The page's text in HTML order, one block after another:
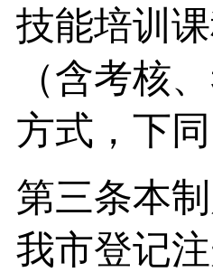
技能培训
（含考核
方式，下
第三条本
我市登记